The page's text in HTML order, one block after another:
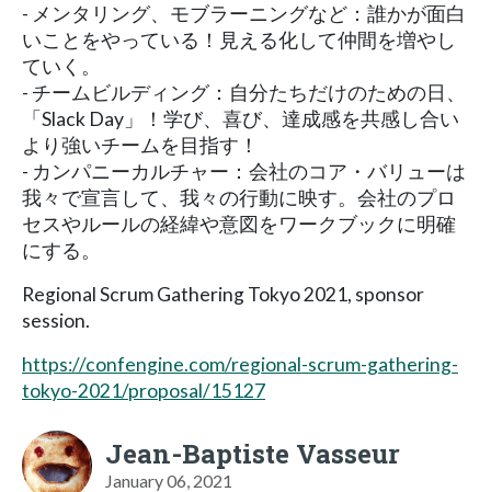
- メンタリング、モブラーニングなど：誰かが面白
いことをやっている！見える化して仲間を増やし
ていく。
- チームビルディング：自分たちだけのための日、
「Slack Day」！学び、喜び、達成感を共感し合い
より強いチームを目指す！
- カンパニーカルチャー：会社のコア・バリューは
我々で宣言して、我々の行動に映す。会社のプロ
セスやルールの経緯や意図をワークブックに明確
にする。
Regional Scrum Gathering Tokyo 2021, sponsor
session.
https://confengine.com/regional-scrum-gathering-
tokyo-2021/proposal/15127
Jean-Baptiste Vasseur
January 06, 2021